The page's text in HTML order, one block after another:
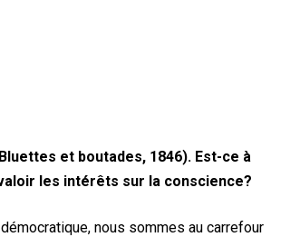
et boutades, 1846). Est-ce à
les intérêts sur la conscience?
nous sommes au carrefour